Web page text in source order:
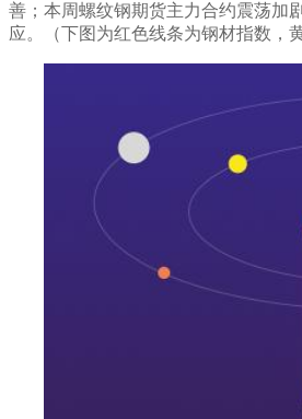
善 ；本周螺纹钢期货主力合约震荡加剧
应。（下图为红色线条为钢材指数，